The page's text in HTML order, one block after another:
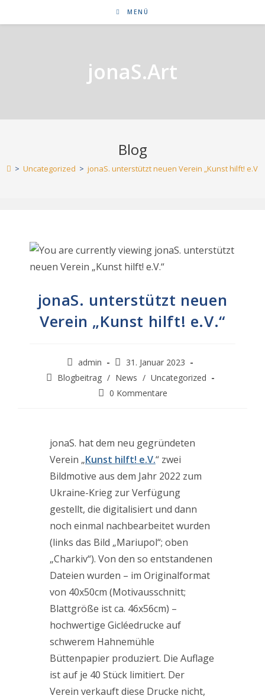
Inhalt
MENÜ
jonaS.Art
Blog
> Uncategorized > jonaS. unterstützt neuen Verein „Kunst hilft! e.V.“
jonaS. unterstützt neuen
Verein „Kunst hilft! e.V.“
Beitrags-
Autor:
admin
Beitrag
veröffentlicht:
31. Januar 2023
Beitrags-
Blogbeitrag / News / Uncategorized
Beitrags-
0 Kommentare
jonaS. hat dem neu gegründeten
Verein „Kunst hilft! e.V.“ zwei
Bildmotive aus dem Jahr 2022 zum
Ukraine-Krieg zur Verfügung
gestellt, die digitalisiert und dann
noch einmal nachbearbeitet wurden
(links das Bild „Mariupol“; oben
„Charkiv“). Von den so entstandenen
Dateien wurden – im Originalformat
von 40x50cm (Motivausschnitt;
Blattgröße ist ca. 46x56cm) –
hochwertige Gicléedrucke auf
schwerem Hahnemühle
Büttenpapier produziert. Die Auflage
ist auf je 40 Stück limitiert. Der
Verein verkauft diese Drucke nicht,